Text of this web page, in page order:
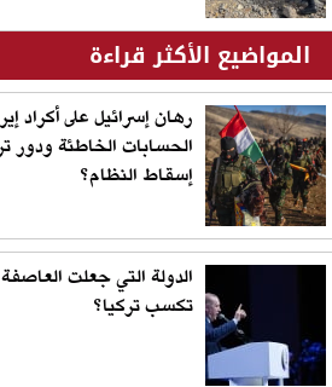
المواضيع الأكثر قراءة
رهان إسرائيل على أكراد
الحسابات الخاطئة
إسقاط النظام؟
الدولة التي جعلت
تكسب تركيا؟